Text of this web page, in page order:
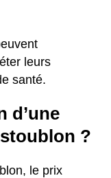
leurs
santé.
d’une
?
le prix